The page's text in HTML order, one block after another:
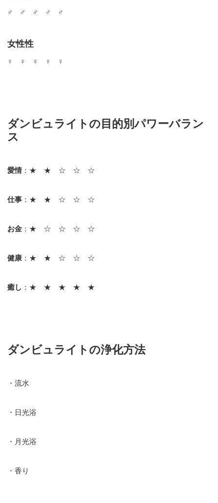
♂ ♂ ♂ ♂ ♂
女性性
♀ ♀ ♀ ♀ ♀
ダンビュライトの目的別パワーバラン
ス
愛情 ：★ ★ ☆ ☆ ☆
仕事 ：★ ★ ☆ ☆ ☆
お金 ：★ ☆ ☆ ☆ ☆
健康 ：★ ★ ☆ ☆ ☆
癒し ：★ ★ ★ ★ ★
ダンビュライトの浄化方法
・流水
・日光浴
・月光浴
・香り